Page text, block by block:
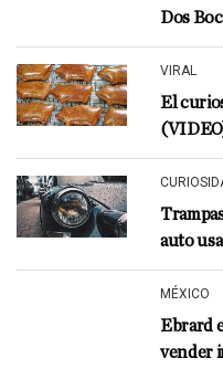
Dos
VIRAL
El
auto
MÉXICO
Ebrard
vender